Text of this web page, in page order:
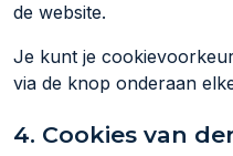
de website.
Je kunt je
via de knop onderaan
4. Cookies van